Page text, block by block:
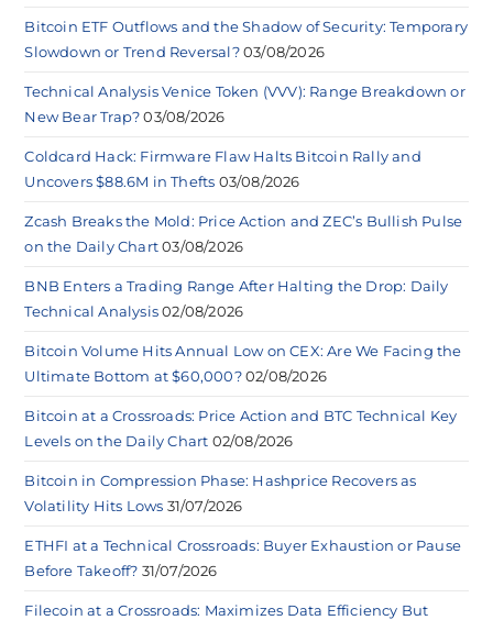
Bitcoin ETF Outflows and the Shadow of Security: Temporary
Slowdown or Trend Reversal? 03/08/2026
Technical Analysis Venice Token (VVV): Range Breakdown or
New Bear Trap? 03/08/2026
Coldcard Hack: Firmware Flaw Halts Bitcoin Rally and
Uncovers $88.6M in Thefts 03/08/2026
Zcash Breaks the Mold: Price Action and ZEC’s Bullish Pulse
on the Daily Chart 03/08/2026
BNB Enters a Trading Range After Halting the Drop: Daily
Technical Analysis 02/08/2026
Bitcoin Volume Hits Annual Low on CEX: Are We Facing the
Ultimate Bottom at $60,000? 02/08/2026
Bitcoin at a Crossroads: Price Action and BTC Technical Key
Levels on the Daily Chart 02/08/2026
Bitcoin in Compression Phase: Hashprice Recovers as
Volatility Hits Lows 31/07/2026
ETHFI at a Technical Crossroads: Buyer Exhaustion or Pause
Before Takeoff? 31/07/2026
Filecoin at a Crossroads: Maximizes Data Efficiency But